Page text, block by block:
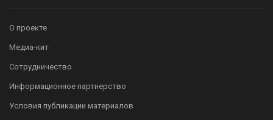
О проекте
Медиа-кит
Сотрудничество
Информационное партнерство
Условия публикации материалов